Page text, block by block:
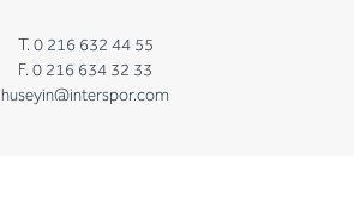
T. 0 216 632 44 55
F. 0 216 634 32 33
huseyin@interspor.com